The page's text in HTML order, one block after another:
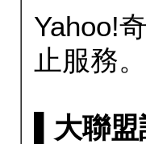
Yahoo!
止服務。
▌大聯